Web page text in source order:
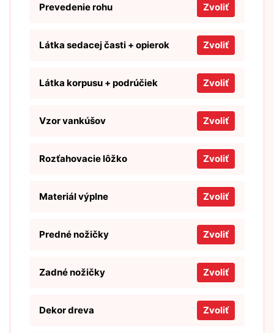
Prevedenie rohu Zvoliť
Látka sedacej časti + opierok Zvoliť
Látka korpusu + podrúčiek Zvoliť
Vzor vankúšov Zvoliť
Rozťahovacie lôžko Zvoliť
Materiál výplne Zvoliť
Predné nožičky Zvoliť
Zadné nožičky Zvoliť
Dekor dreva Zvoliť